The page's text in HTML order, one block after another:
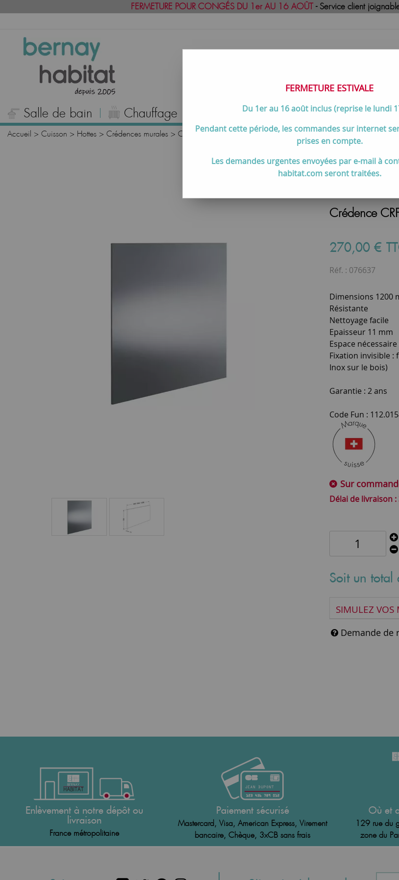
FERMETURE POUR CONGÉS DU 1er AU 16 AOÛT- Service client
Salle de bain Chauffage Cuisson Meilleures ventes
Accueil > Cuisson > Hottes > Crédences murales > Crédence CRF12070 1200 x 700 Inox - FRANKE Réf. 076637
Franke / Roblin
Crédence
270,00 €
Réf. : 076637
Dimensions 1200
Résistante
Nettoyage facile
Epaisseur 11 mm
Espace
Fixation invisible :
Inox sur le bois)
Garantie : 2 ans
Code Fun :
Sur
Soit un total
SIMULEZ VOS
Demande de
Enlèvement à notre dépôt ou
livraison
France métropolitaine
Paiement sécurisé
Mastercard, Visa, American Express, Virement
bancaire, Chèque, 3xCB sans frais
Où et
129 rue du
zone du
FERMETURE ESTIVALE
Du 1er au 16 août inclus (reprise le lundi
Pendant cette période, les commandes sur internet
prises en compte.
Les demandes urgentes envoyées par e-mail à
habitat.com seront traitées.